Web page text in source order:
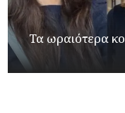
Τα ωραιότερα